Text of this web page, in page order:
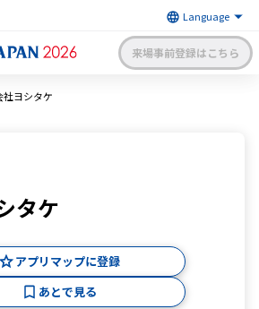
来場事前登録はこちら
社
社ヨシタケ
タケ
アプリマップに登録
あとで見る